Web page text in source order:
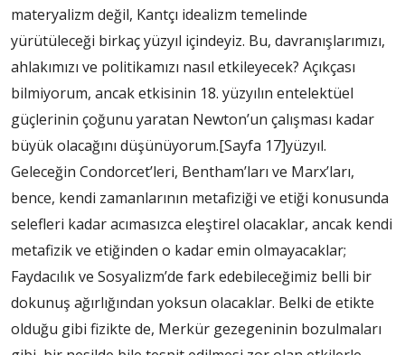
materyalizm değil, Kantçı idealizm temelinde
yürütüleceği birkaç yüzyıl içindeyiz. Bu, davranışlarımızı,
ahlakımızı ve politikamızı nasıl etkileyecek? Açıkçası
bilmiyorum, ancak etkisinin 18. yüzyılın entelektüel
güçlerinin çoğunu yaratan Newton’un çalışması kadar
büyük olacağını düşünüyorum.[Sayfa 17]yüzyıl.
Geleceğin Condorcet’leri, Bentham’ları ve Marx’ları,
bence, kendi zamanlarının metafiziği ve etiği konusunda
selefleri kadar acımasızca eleştirel olacaklar, ancak kendi
metafizik ve etiğinden o kadar emin olmayacaklar;
Faydacılık ve Sosyalizm’de fark edebileceğimiz belli bir
dokunuş ağırlığından yoksun olacaklar. Belki de etikte
olduğu gibi fizikte de, Merkür gezegeninin bozulmaları